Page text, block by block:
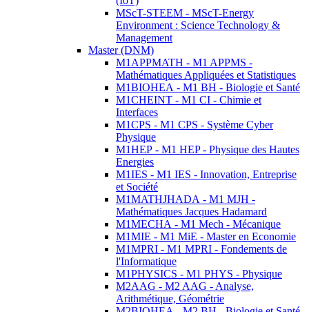
MScT-STEEM - MScT-Energy
Environment : Science Technology &
Management
Master (DNM)
M1APPMATH - M1 APPMS -
Mathématiques Appliquées et Statistiques
M1BIOHEA - M1 BH - Biologie et Santé
M1CHEINT - M1 CI - Chimie et
Interfaces
M1CPS - M1 CPS - Système Cyber
Physique
M1HEP - M1 HEP - Physique des Hautes
Energies
M1IES - M1 IES - Innovation, Entreprise
et Société
M1MATHJHADA - M1 MJH -
Mathématiques Jacques Hadamard
M1MECHA - M1 Mech - Mécanique
M1MIE - M1 MiE - Master en Economie
M1MPRI - M1 MPRI - Fondements de
l'Informatique
M1PHYSICS - M1 PHYS - Physique
M2AAG - M2 AAG - Analyse,
Arithmétique, Géométrie